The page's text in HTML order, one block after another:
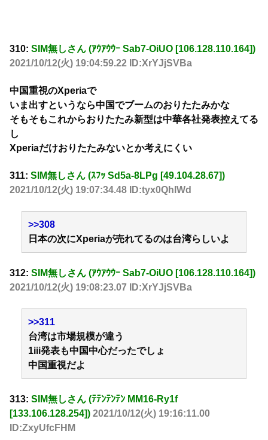
310: SIM無しさん (ｱｳｱｳｳｰ Sab7-OiUO [106.128.110.164])
2021/10/12(火) 19:04:59.22 ID:XrYJjSVBa
中国重視のXperiaで
いま出すというなら中国でブームのおりたたみかな
そもそもこれからおりたたみ新型は中華各社発表控えてる
し
Xperiaだけおりたたみないとか考えにくい
311: SIM無しさん (ｽﾌｯ Sd5a-8LPg [49.104.28.67])
2021/10/12(火) 19:07:34.48 ID:tyx0QhlWd
>>308
日本の次にXperiaが売れてるのは台湾らしいよ
312: SIM無しさん (ｱｳｱｳｳｰ Sab7-OiUO [106.128.110.164])
2021/10/12(火) 19:08:23.07 ID:XrYJjSVBa
>>311
台湾は市場規模が違う
1iii発表も中国中心だったでしょ
中国重視だよ
313: SIM無しさん (ﾃﾃﾝﾃﾝﾃﾝ MM16-Ry1f
[133.106.128.254]) 2021/10/12(火) 19:16:11.00
ID:ZxyUfcFHM